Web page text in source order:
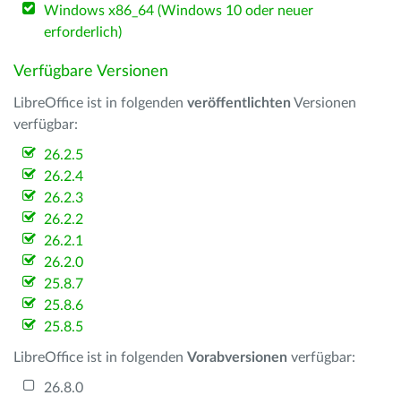
Windows x86_64 (Windows 10 oder neuer
erforderlich)
Verfügbare Versionen
LibreOffice ist in folgenden veröffentlichten Versionen
verfügbar:
26.2.5
26.2.4
26.2.3
26.2.2
26.2.1
26.2.0
25.8.7
25.8.6
25.8.5
LibreOffice ist in folgenden Vorabversionen verfügbar:
26.8.0